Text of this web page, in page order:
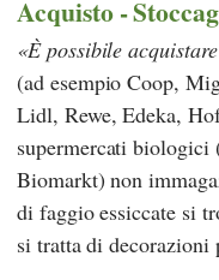
Acquisto -
È possibile
(ad esempioCoop,
Lidl, Rewe,Edeka,
supermercati biologici
Biomarkt) non
di faggio essiccate si
si tratta di decorazioni